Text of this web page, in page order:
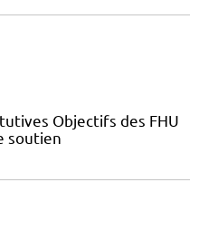
Objectifs des FHU
soutien